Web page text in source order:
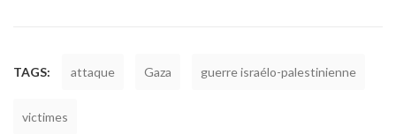
TAGS: attaque Gaza guerre israélo-palestinienne
victimes